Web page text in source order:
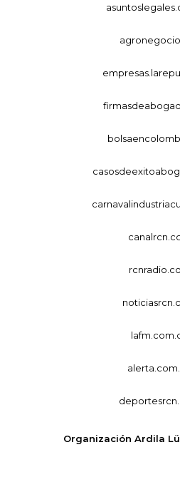
Organización Ardila